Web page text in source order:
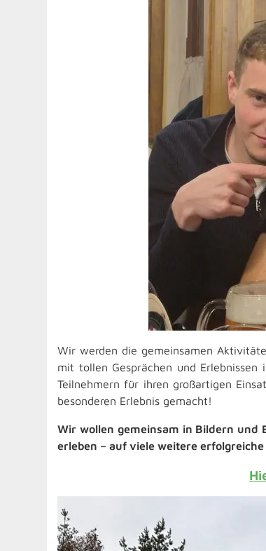
Wir werden die gemeinsamen
mit tollen Gesprächen und
Teilnehmern für ihren großartigen
besonderen Erlebnis gemacht!
Wir wollen gemeinsam in Bildern und
erleben – auf viele weitere